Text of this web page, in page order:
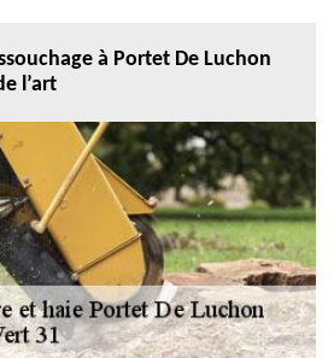
à Portet De Luchon
l’art